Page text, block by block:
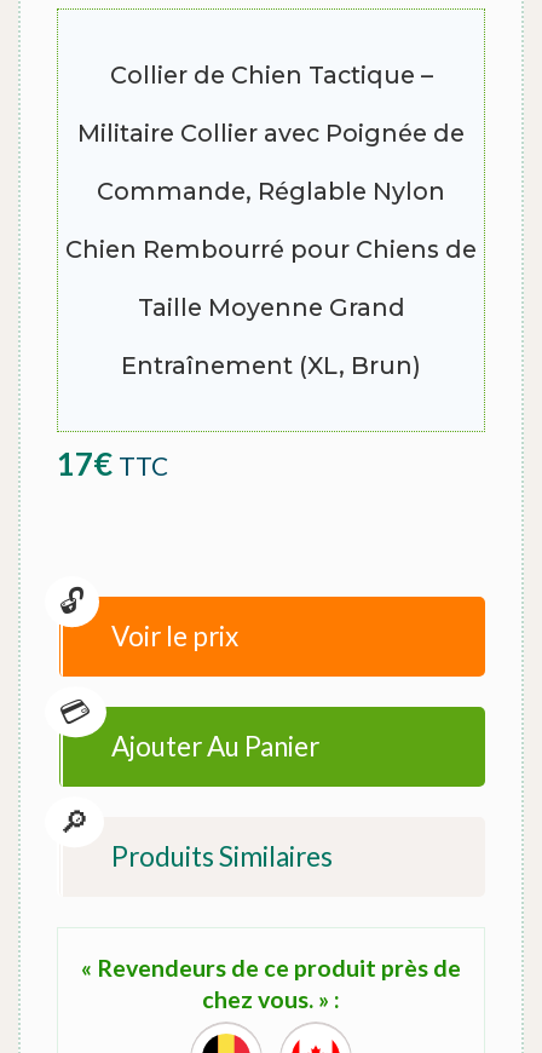
Collier de Chien Tactique –
Militaire Collier avec Poignée de
Commande, Réglable Nylon
Chien Rembourré pour Chiens de
Taille Moyenne Grand
Entraînement (XL, Brun)
17€ TTC
Voir le prix
Ajouter Au Panier
Produits Similaires
« Revendeurs de ce produit près de
chez vous. » :